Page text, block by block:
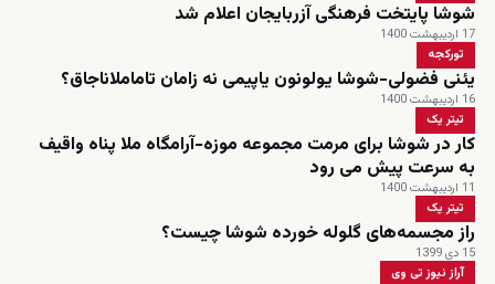
شوشا پایتخت فرهنگی آزربایجان اعلام شد
17 اردیبهشت 1400
تورکجه
یئنی فضولی-شوشا یولونون یاپیمی نه زامان تاماملاناجاق؟
16 اردیبهشت 1400
تیتر یک
کار در شوشا برای مرمت مجموعه موزه-آرامگاه ملا پناه واقیف
به سرعت پیش می رود
11 اردیبهشت 1400
تیتر یک
راز مجسمه‌های گلوله‌ خورده شوشا چیست؟
15 دی 1399
آراز نیوز تی وی